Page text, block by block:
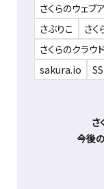
さくらのウェブ
さぶりこ
さく
さくらのクラウ
sakura.io
さ
今後